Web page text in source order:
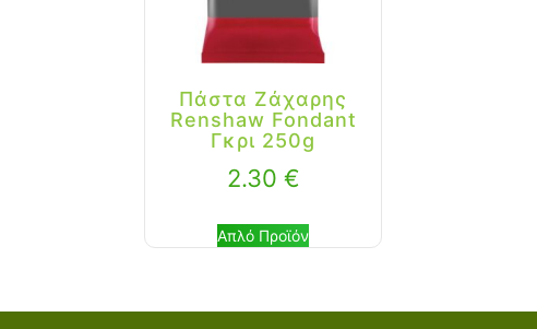
Πάστα Ζάχαρης
Renshaw Fondant
Γκρι 250g
2.30 €
Απλό Προϊόν